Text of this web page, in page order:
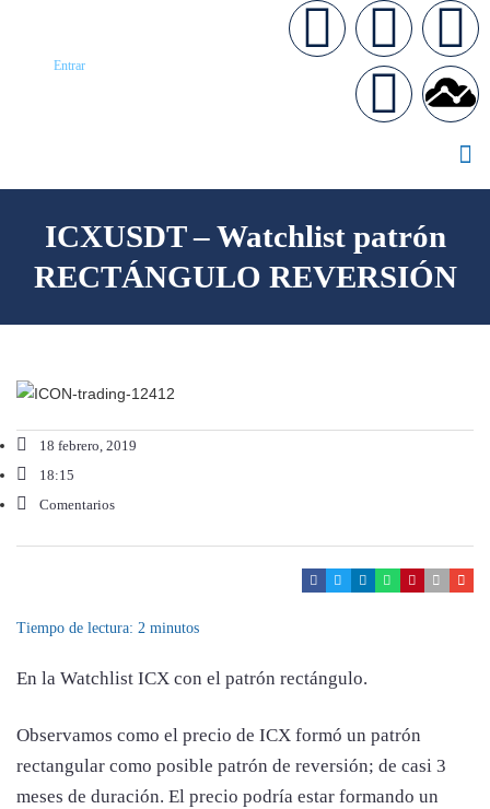
Entrar
ICXUSDT – Watchlist patrón
RECTÁNGULO REVERSIÓN
18 febrero, 2019
18:15
Comentarios
Tiempo de lectura: 2 minutos
En la Watchlist ICX con el patrón rectángulo.
Observamos como el precio de ICX formó un patrón
rectangular como posible patrón de reversión; de casi 3
meses de duración. El precio podría estar formando un